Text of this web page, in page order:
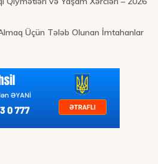
Üçün Tələb Olunan İmtahanlar